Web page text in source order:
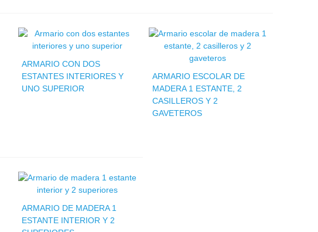
ARMARIO CON DOS
ESTANTES INTERIORES Y
UNO SUPERIOR
ARMARIO ESCOLAR DE
MADERA 1 ESTANTE, 2
CASILLEROS Y 2
GAVETEROS
ARMARIO DE MADERA 1
ESTANTE INTERIOR Y 2